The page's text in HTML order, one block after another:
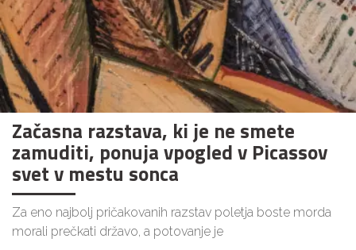
Začasna razstava, ki je ne smete
zamuditi, ponuja vpogled v Picassov
svet v mestu sonca
Za eno najbolj pričakovanih razstav poletja boste morda
morali prečkati državo, a potovanje je